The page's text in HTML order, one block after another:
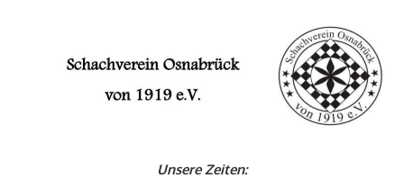
Unsere Zeiten: